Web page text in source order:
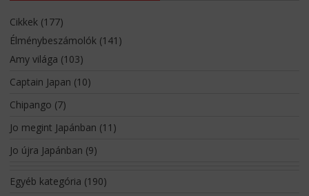
Cikkek(177)
Élménybeszámolók(141)
Amy világa (103)
Captain Japan (10)
Chipango (7)
Jo megint Japánban (11)
Jo újra Japánban (9)
Egyéb kategória (190)